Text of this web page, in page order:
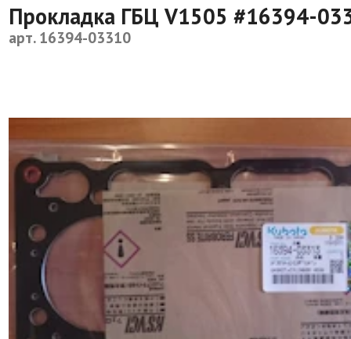
Прокладка ГБЦ V1505 #16394-
арт. 16394-03310